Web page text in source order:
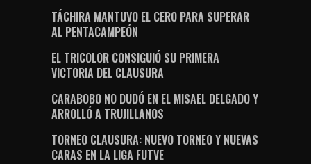
TÁCHIRA MANTUVO EL CERO PARA SUPERAR
AL PENTACAMPEÓN
EL TRICOLOR CONSIGUIÓ SU PRIMERA
VICTORIA DEL CLAUSURA
CARABOBO NO DUDÓ EN EL MISAEL DELGADO Y
ARROLLÓ A TRUJILLANOS
TORNEO CLAUSURA: NUEVO TORNEO Y NUEVAS
CARAS EN LA LIGA FUTVE